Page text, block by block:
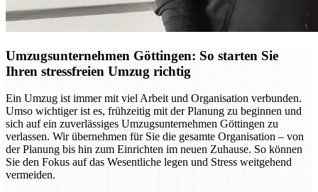
Umzugsunternehmen Göttingen: So starten Sie
Ihren stressfreien Umzug richtig
Ein Umzug ist immer mit viel Arbeit und Organisation verbunden.
Umso wichtiger ist es, frühzeitig mit der Planung zu beginnen und
sich auf ein zuverlässiges Umzugsunternehmen Göttingen zu
verlassen. Wir übernehmen für Sie die gesamte Organisation – von
der Planung bis hin zum Einrichten im neuen Zuhause. So können
Sie den Fokus auf das Wesentliche legen und Stress weitgehend
vermeiden.